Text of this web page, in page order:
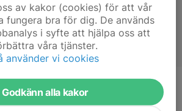
Assisterande tränare
av kakor (cookies) för att vår
fungera bra för dig. De används
i syfte att hjälpa oss att
våra tjänster.
använder vi cookies
Godkänn alla kakor